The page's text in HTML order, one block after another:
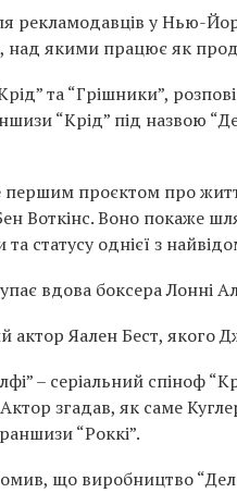
рекламодавців у Нью-
над якими працює як
та “Грішники”,
“Крід” під назвою
першим проєктом про
Воткінс. Воно покаже
статусу однієї з
вдова боксера Лонні
Яален Бест, якого
– серіальний спіноф
згадав, як саме
“Роккі”.
що виробництво